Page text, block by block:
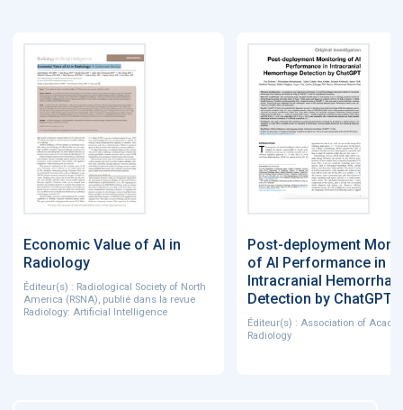
Economic Value of AI in
Radiology
Éditeur(s) : Radiological Society of North
America (RSNA), publié dans la revue
Radiology: Artificial Intelligence
Post-deployment
of AI Performance in
Intracranial
Detection by ChatGPT
Éditeur(s) : Association of
Radiology